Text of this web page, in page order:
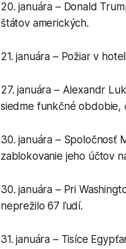
20. januára – Donald
štátov amerických.
21. januára – Požiar v
27. januára – Alexandr
siedme funkčné obdobie,
30. januára – Spoločnosť
zablokovanie jeho účtov
30. januára – Pri
neprežilo 67 ľudí.
31. januára – Tisíce